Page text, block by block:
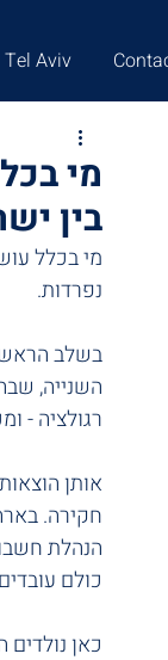
Aviv
מי
בין
מי בכלל
נפרדות.
בשלב
השנייה,
רגולציה -
אותן
כולם